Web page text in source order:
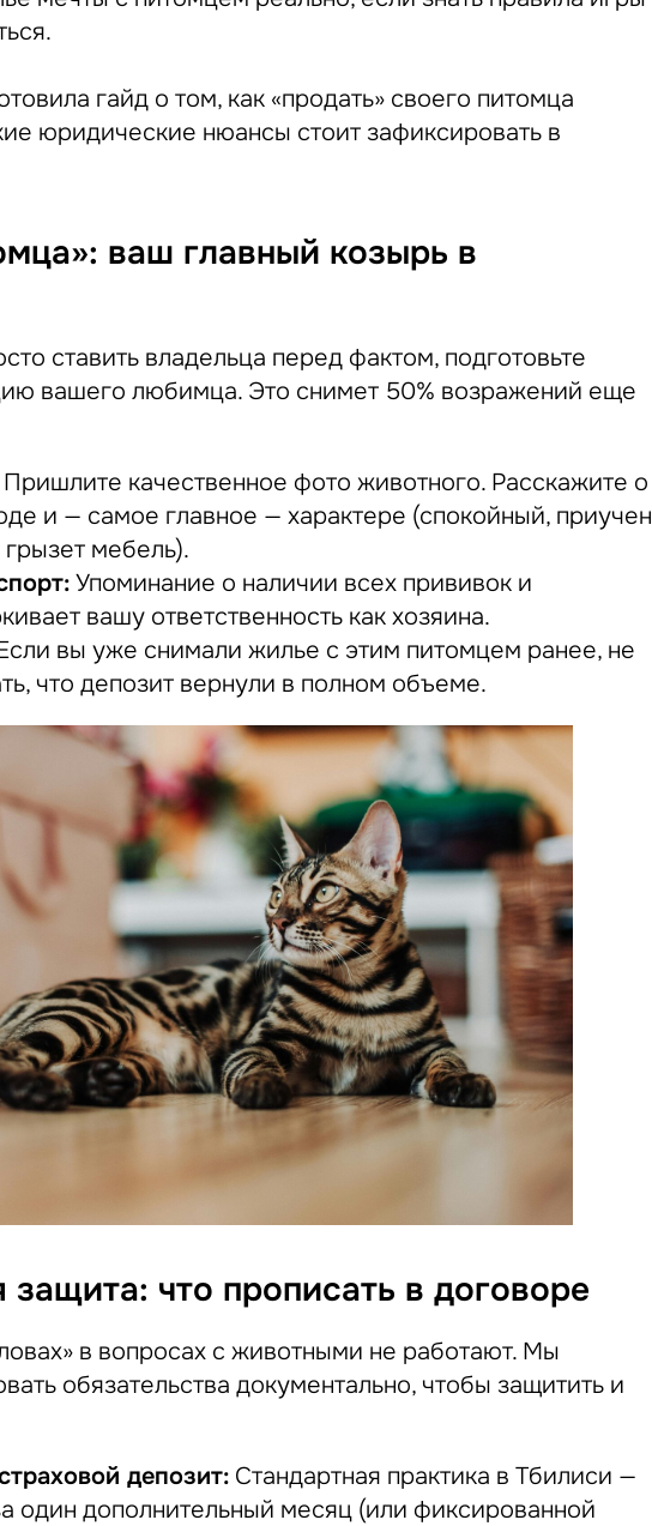
гайд о том, как «продать» своего питомца
юридические нюансы стоит зафиксировать в
ваш главный козырь в
ставить владельца перед фактом, подготовьте
вашего любимца. Это снимет 50% возражений еще
Пришлите качественное фото животного. Расскажите о
и — самое главное — характере (спокойный, приучен
мебель).
Упоминание о наличии всех прививок и
вашу ответственность как хозяина.
вы уже снимали жилье с этим питомцем ранее, не
что депозит вернули в полном объеме.
что прописать в договоре
в вопросах с животными не работают. Мы
обязательства документально, чтобы защитить и
депозит: Стандартная практика в Тбилиси —
один дополнительный месяц (или фиксированной